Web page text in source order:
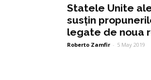
Statele Unite
susțin
legate de noua
Roberto Zamfir - 5 May 2019